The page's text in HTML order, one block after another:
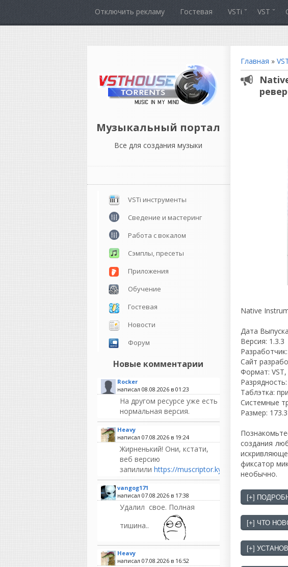
Отключить рекламу Гостевая VSTi VST
Музыкальный портал
Все для создания музыки
Главная »
Native
Дата
Версия: 1.3.3
Сайт
Формат: VST,
Таблэтка:
Системные
Размер:
создания
фиксатор
необычно.
VSTi инструменты
Сведение и мастеринг
Работа с вокалом
Сэмплы, пресеты
Приложения
Обучение
Гостевая
Новости
Форум
Новые комментарии
Rocker
написал 08.08.2026 в 01:23
На другом ресурсе уже есть
нормальная версия.
Heavy
написал 07.08.2026 в 19:24
Жирненький! Они, кстати,
веб версию
запилили https://muscriptor.kyutai.org/
vangog171
написал 07.08.2026 в 17:38
Удалил свое. Полная
тишина..
Heavy
написал 07.08.2026 в 16:52